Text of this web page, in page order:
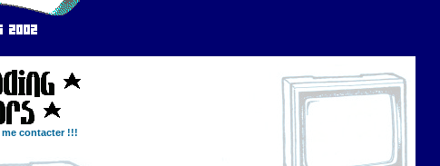
me contacter !!!